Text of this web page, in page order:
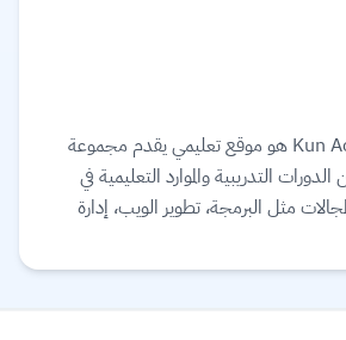
Kun Academy هو موقع تعليمي يقدم مجموعة
التدريبية والموارد التعليمية في
مثل البرمجة، تطوير الويب، إدارة
التي يحتاجون إليها للتفوق في سوق